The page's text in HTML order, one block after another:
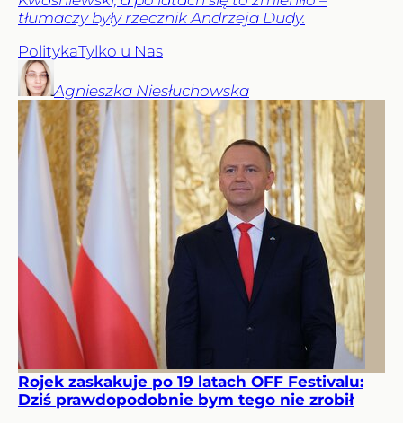
tłumaczy były rzecznik Andrzeja Dudy.
PolitykaTylko u Nas
Agnieszka Niesłuchowska
Rojek zaskakuje po 19 latach OFF Festivalu:
Dziś prawdopodobnie bym tego nie zrobił